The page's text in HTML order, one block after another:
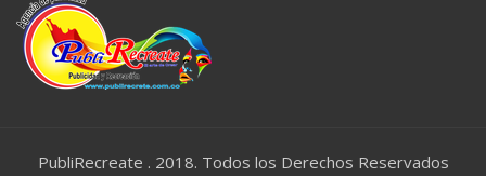
PubliRecreate . 2018. Todos los Derechos Reservados